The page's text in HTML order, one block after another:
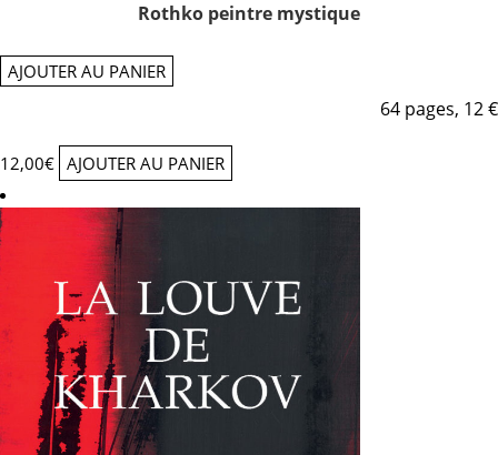
Rothko peintre mystique
AJOUTER AU PANIER
64 pages, 12 €
12,00€ AJOUTER AU PANIER